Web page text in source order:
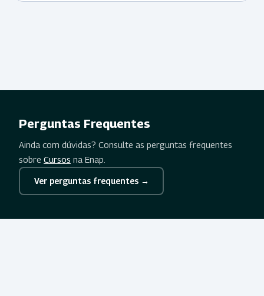
Perguntas Frequentes
Ainda com dúvidas? Consulte as perguntas frequentes
sobre Cursos na Enap.
Ver perguntas frequentes →